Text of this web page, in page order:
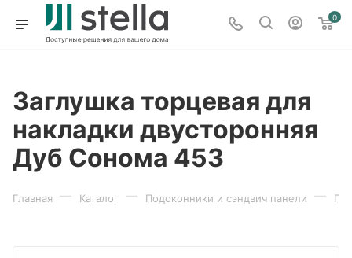
0
Заглушка торцевая для
накладки двусторонняя
Дуб Сонома 453
Главная — Каталог — Подоконники и сэндвич панели —